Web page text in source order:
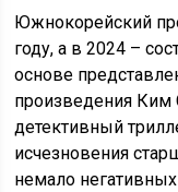
Южнокорейский
году, а в 2024 –
основе
произведения Ким
детективный
исчезновения
немало